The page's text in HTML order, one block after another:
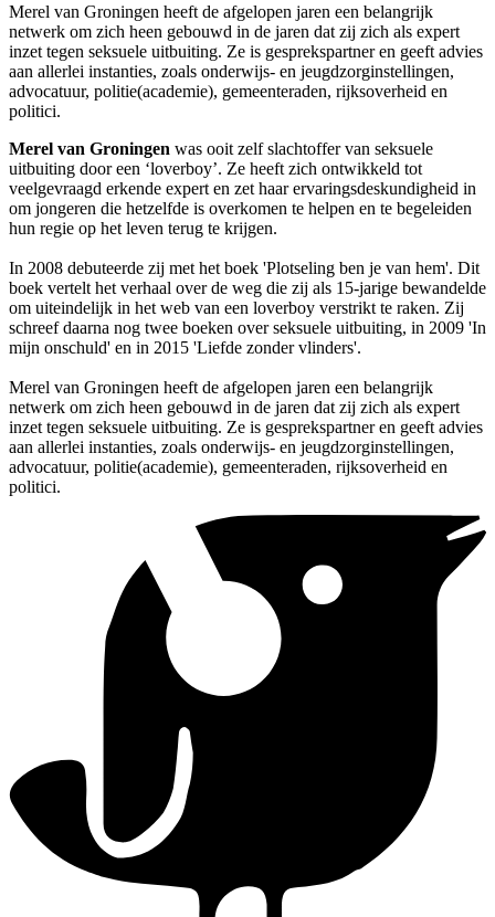
Merel van Groningen heeft de afgelopen jaren een belangrijk
netwerk om zich heen gebouwd in de jaren dat zij zich als expert
inzet tegen seksuele uitbuiting. Ze is gesprekspartner en geeft advies
aan allerlei instanties, zoals onderwijs- en jeugdzorginstellingen,
advocatuur, politie(academie), gemeenteraden, rijksoverheid en
politici.
Merel van Groningen was ooit zelf slachtoffer van seksuele
uitbuiting door een ‘loverboy’. Ze heeft zich ontwikkeld tot
veelgevraagd erkende expert en zet haar ervaringsdeskundigheid in
om jongeren die hetzelfde is overkomen te helpen en te begeleiden
hun regie op het leven terug te krijgen.
In 2008 debuteerde zij met het boek 'Plotseling ben je van hem'. Dit
boek vertelt het verhaal over de weg die zij als 15-jarige bewandelde
om uiteindelijk in het web van een loverboy verstrikt te raken. Zij
schreef daarna nog twee boeken over seksuele uitbuiting, in 2009 'In
mijn onschuld' en in 2015 'Liefde zonder vlinders'.
Merel van Groningen heeft de afgelopen jaren een belangrijk
netwerk om zich heen gebouwd in de jaren dat zij zich als expert
inzet tegen seksuele uitbuiting. Ze is gesprekspartner en geeft advies
aan allerlei instanties, zoals onderwijs- en jeugdzorginstellingen,
advocatuur, politie(academie), gemeenteraden, rijksoverheid en
politici.